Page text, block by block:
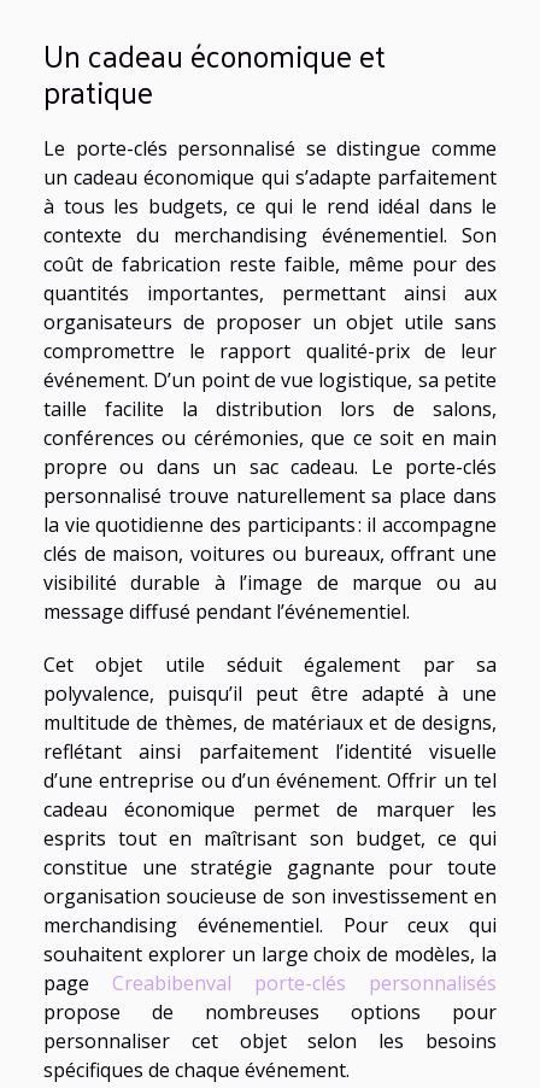
Un cadeau économique et
pratique
Le porte-clés personnalisé se distingue comme
un cadeau économique qui s’adapte parfaitement
à tous les budgets, ce qui le rend idéal dans le
contexte du merchandising événementiel. Son
coût de fabrication reste faible, même pour des
quantités importantes, permettant ainsi aux
organisateurs de proposer un objet utile sans
compromettre le rapport qualité-prix de leur
événement. D’un point de vue logistique, sa petite
taille facilite la distribution lors de salons,
conférences ou cérémonies, que ce soit en main
propre ou dans un sac cadeau. Le porte-clés
personnalisé trouve naturellement sa place dans
la vie quotidienne des participants : il accompagne
clés de maison, voitures ou bureaux, offrant une
visibilité durable à l’image de marque ou au
message diffusé pendant l’événementiel.
Cet objet utile séduit également par sa
polyvalence, puisqu’il peut être adapté à une
multitude de thèmes, de matériaux et de designs,
reflétant ainsi parfaitement l’identité visuelle
d’une entreprise ou d’un événement. Offrir un tel
cadeau économique permet de marquer les
esprits tout en maîtrisant son budget, ce qui
constitue une stratégie gagnante pour toute
organisation soucieuse de son investissement en
merchandising événementiel. Pour ceux qui
souhaitent explorer un large choix de modèles, la
page Creabibenval porte-clés personnalisés
propose de nombreuses options pour
personnaliser cet objet selon les besoins
spécifiques de chaque événement.